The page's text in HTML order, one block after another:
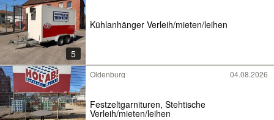
5
Kühlanhänger Verleih/mieten/leihen
Oldenburg 04.08.2026
Festzeltgarnituren, Stehtische
Verleih/mieten/leihen